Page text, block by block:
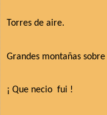
Torres de aire.
Grandes montañas
¡ Que necio fui !